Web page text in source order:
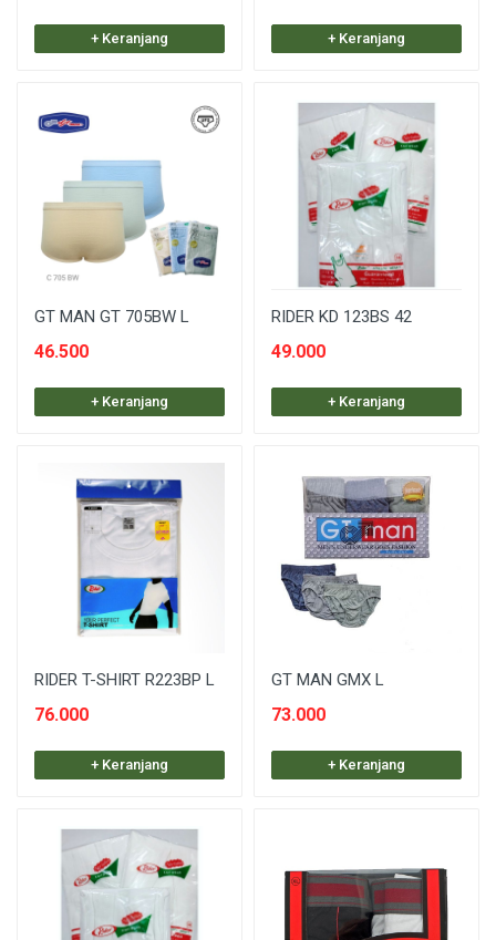
+ Keranjang + Keranjang
GT MAN GT 705BW L
46.500
+ Keranjang
RIDER KD 123BS 42
49.000
+ Keranjang
RIDER T-SHIRT R223BP L
76.000
+ Keranjang
GT MAN GMX L
73.000
+ Keranjang